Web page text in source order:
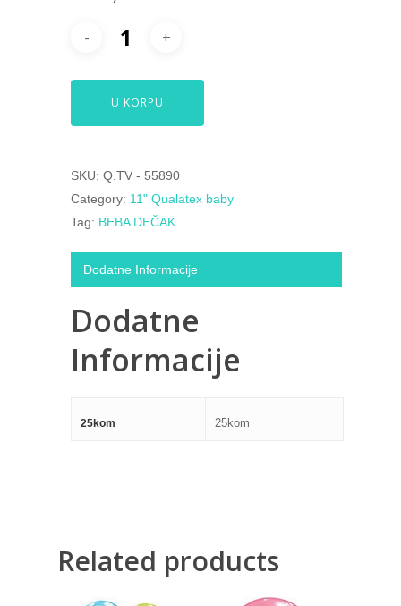
U KORPU
SKU: Q.TV - 55890
Category: 11" Qualatex baby
Tag: BEBA DEČAK
Dodatne Informacije
Dodatne
Informacije
25kom 25kom
Related products